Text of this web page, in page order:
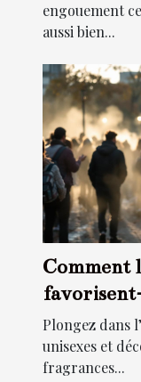
engouement
aussi bien...
Comment
Plongez dans
unisexes et
fragrances...